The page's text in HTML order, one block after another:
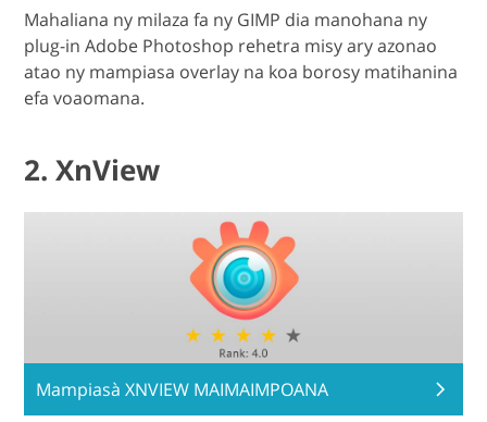
Mahaliana ny milaza fa ny GIMP dia manohana ny
plug-in Adobe Photoshop rehetra misy ary azonao
atao ny mampiasa overlay na koa borosy matihanina
efa voaomana.
2. XnView
Mampiasà XNVIEW MAIMAIMPOANA